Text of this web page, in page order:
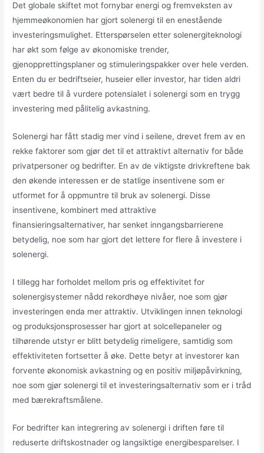
Det globale skiftet mot fornybar energi og fremveksten av
hjemmeøkonomien har gjort solenergi til en enestående
investeringsmulighet. Etterspørselen etter solenergiteknologi
har økt som følge av økonomiske trender,
gjenopprettingsplaner og stimuleringspakker over hele verden.
Enten du er bedriftseier, huseier eller investor, har tiden aldri
vært bedre til å vurdere potensialet i solenergi som en trygg
investering med pålitelig avkastning.
Solenergi har fått stadig mer vind i seilene, drevet frem av en
rekke faktorer som gjør det til et attraktivt alternativ for både
privatpersoner og bedrifter. En av de viktigste drivkreftene bak
den økende interessen er de statlige insentivene som er
utformet for å oppmuntre til bruk av solenergi. Disse
insentivene, kombinert med attraktive
finansieringsalternativer, har senket inngangsbarrierene
betydelig, noe som har gjort det lettere for flere å investere i
solenergi.
I tillegg har forholdet mellom pris og effektivitet for
solenergisystemer nådd rekordhøye nivåer, noe som gjør
investeringen enda mer attraktiv. Utviklingen innen teknologi
og produksjonsprosesser har gjort at solcellepaneler og
tilhørende utstyr er blitt betydelig rimeligere, samtidig som
effektiviteten fortsetter å øke. Dette betyr at investorer kan
forvente økonomisk avkastning og en positiv miljøpåvirkning,
noe som gjør solenergi til et investeringsalternativ som er i tråd
med bærekraftsmålene.
For bedrifter kan integrering av solenergi i driften føre til
reduserte driftskostnader og langsiktige energibesparelser. I